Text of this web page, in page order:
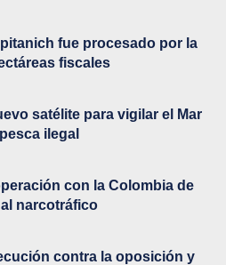
fue procesado por la
fiscales
satélite para vigilar el Mar
ilegal
con la Colombia de
narcotráfico
contra la oposición y